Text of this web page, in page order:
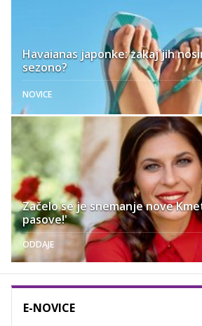
Havaianas japonke: zakaj jih
sezono?
NOVICE
Začelo se je snemanje nove
pasove!'
ODDAJE
E-NOVICE